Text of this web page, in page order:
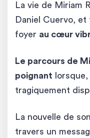
La vie de Miriam
Daniel Cuervo,
foyer au cœur
Le parcours de
poignant
tragiquement
La nouvelle de
travers un